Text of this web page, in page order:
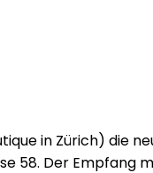
in Zürich) die
58. Der Empfang